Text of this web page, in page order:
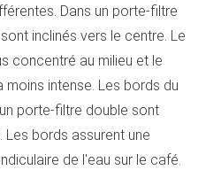
Dans un porte-filtre
inclinés vers le centre. Le
concentré au milieu et le
intense. Les bords du
porte-filtre double sont
Les bords assurent une
de l'eau sur le café.